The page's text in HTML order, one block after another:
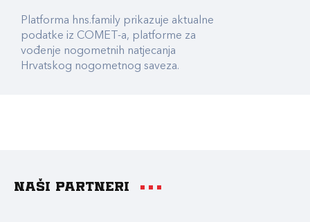
Platforma hns.family prikazuje aktualne
podatke iz COMET-a, platforme za
vođenje nogometnih natjecanja
Hrvatskog nogometnog saveza.
Naši partneri